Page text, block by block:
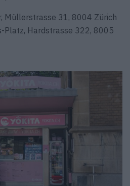
Müllerstrasse 31, 8004 Zürich
Platz, Hardstrasse 322, 8005